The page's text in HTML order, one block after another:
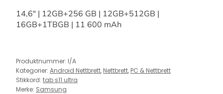
14,6″ | 12GB+256 GB | 12GB+512GB |
16GB+1TBGB | 11 600 mAh
Produktnummer: I/A
Kategorier: Android Nettbrett, Nettbrett, PC & Nettbrett
Stikkord: tab s11 ultra
Merke: Samsung